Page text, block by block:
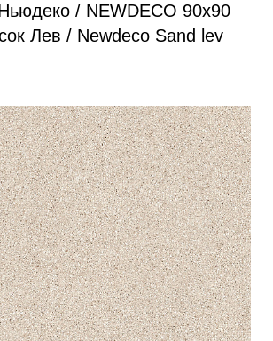
/ NEWDECO 90x90
Лев / Newdeco Sand lev